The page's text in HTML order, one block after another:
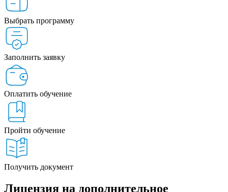
Выбрать программу
Заполнить заявку
Оплатить обучение
Пройти обучение
Получить документ
Лицензия на дополнительное